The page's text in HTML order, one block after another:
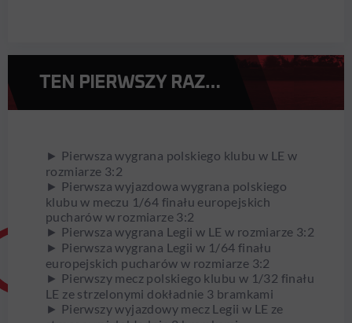
TEN PIERWSZY RAZ…
► Pierwsza wygrana polskiego klubu w LE w
rozmiarze 3:2
► Pierwsza wyjazdowa wygrana polskiego
klubu w meczu 1/64 finału europejskich
pucharów w rozmiarze 3:2
► Pierwsza wygrana Legii w LE w rozmiarze 3:2
► Pierwsza wygrana Legii w 1/64 finału
europejskich pucharów w rozmiarze 3:2
► Pierwszy mecz polskiego klubu w 1/32 finału
LE ze strzelonymi dokładnie 3 bramkami
► Pierwszy wyjazdowy mecz Legii w LE ze